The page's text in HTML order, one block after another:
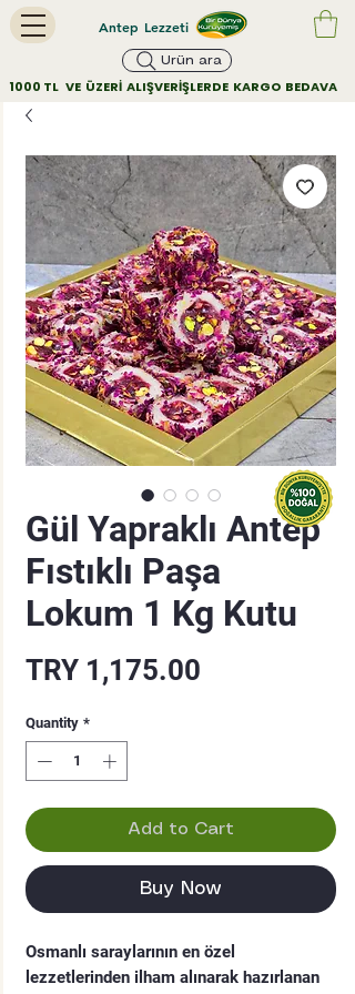
Antep Lezzeti
Ürün ara
1000 TL   VE  ÜZERİ  ALIŞVERİŞLERDE  KARGO  BEDAVA
Gül Yapraklı Antep
Fıstıklı Paşa
Lokum 1 Kg Kutu
TRY 1,175.00
Quantity *
Add to Cart
Buy Now
Osmanlı saraylarının en özel
lezzetlerinden ilham alınarak hazırlanan